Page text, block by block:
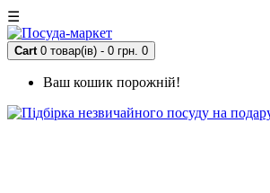
☰
Cart 0 товар(ів) - 0 грн. 0
Ваш кошик порожній!